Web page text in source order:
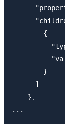
        {
        }
      ]
    },